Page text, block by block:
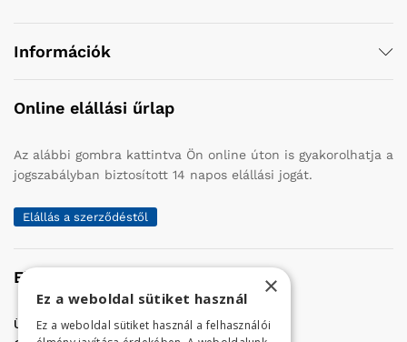
Információk
Online elállási űrlap
Az alábbi gombra kattintva Ön online úton is gyakorolhatja a
jogszabályban biztosított 14 napos elállási jogát.
Elállás a szerződéstől
Elérhetőség
Üzletünk címe:Szolnok, Vércse út 17.
×
Ez a weboldal sütiket használ
Ez a weboldal sütiket használ a felhasználói